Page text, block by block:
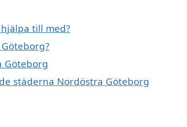
till med?
Göteborg
städerna Nordöstra Göteborg